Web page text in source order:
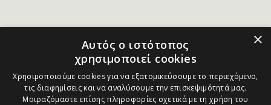
×
Αυτός ο ιστότοπος
χρησιμοποιεί cookies
Χρησιμοποιούμε cookies για να εξατομικεύσουμε το περιεχόμενο,
τις διαφημίσεις και να αναλύσουμε την επισκεψιμότητά μας.
Μοιραζόμαστε επίσης πληροφορίες σχετικά με τη χρήση του